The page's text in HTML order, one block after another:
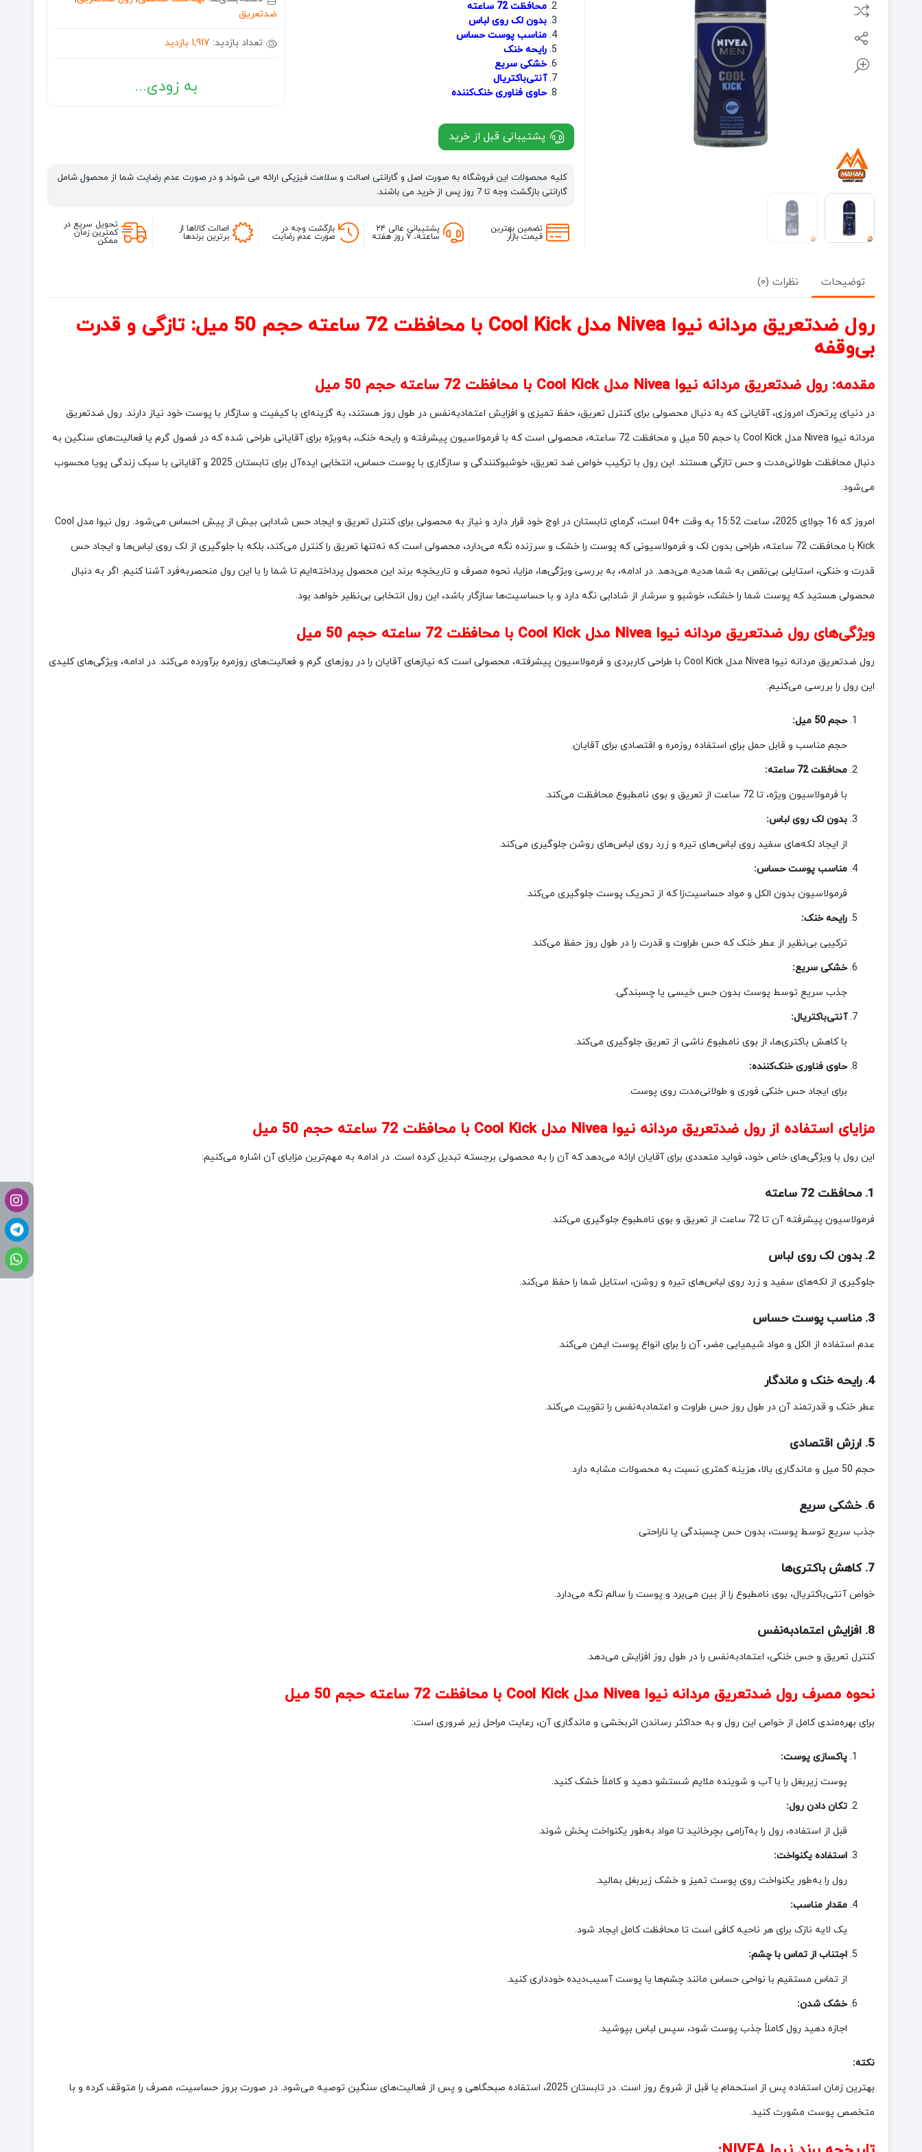
محافظت 72 ساعته
بدون لک روی لباس
مناسب پوست حساس
رایحه خنک
خشکی سریع
آنتی‌باکتریال
حاوی فناوری خنک‌کننده
پشتیبانی قبل از خرید
ضدتعریق
تعداد بازدید: 1,917 بازدید
به زودی...
کلیه محصولات این فروشگاه به صورت اصل و گارانتی اصالت و سلامت فیزیکی ارائه می شوند و در صورت عدم رضایت شما از محصول شامل
گارانتی بازگشت وجه تا 7 روز پس از خرید می باشند.
تضمین بهترین
قیمت بازار
پشتیبانی عالی ۲۴
ساعته، ۷ روز هفته
بازگشت وجه در
صورت عدم رضایت
اصالت کالاها از
برترین برندها
تحویل سریع در
کمترین زمان
ممکن
توضیحات نظرات (0)
رول ضدتعریق مردانه نیوا Nivea مدل Cool Kick با محافظت 72 ساعته حجم 50 میل: تازگی و قدرت
بی‌وقفه
مقدمه: رول ضدتعریق مردانه نیوا Nivea مدل Cool Kick با محافظت 72 ساعته حجم 50 میل
در دنیای پرتحرک امروزی، آقایانی که به دنبال محصولی برای کنترل تعریق، حفظ تمیزی و افزایش اعتمادبه‌نفس در طول روز هستند، به گزینه‌ای با کیفیت و سازگار با پوست خود نیاز دارند. رول ضدتعریق
مردانه نیوا Nivea مدل Cool Kick با حجم 50 میل و محافظت 72 ساعته، محصولی است که با فرمولاسیون پیشرفته و رایحه خنک، به‌ویژه برای آقایانی طراحی شده که در فصول گرم یا فعالیت‌های سنگین به
دنبال محافظت طولانی‌مدت و حس تازگی هستند. این رول با ترکیب خواص ضد تعریق، خوشبوکنندگی و سازگاری با پوست حساس، انتخابی ایده‌آل برای تابستان 2025 و آقایانی با سبک زندگی پویا محسوب
می‌شود.
امروز که 16 جولای 2025، ساعت 15:52 به وقت +04 است، گرمای تابستان در اوج خود قرار دارد و نیاز به محصولی برای کنترل تعریق و ایجاد حس شادابی بیش از پیش احساس می‌شود. رول نیوا مدل Cool
Kick با محافظت 72 ساعته، طراحی بدون لک و فرمولاسیونی که پوست را خشک و سرزنده نگه می‌دارد، محصولی است که نه‌تنها تعریق را کنترل می‌کند، بلکه با جلوگیری از لک روی لباس‌ها و ایجاد حس
قدرت و خنکی، استایلی بی‌نقص به شما هدیه می‌دهد. در ادامه، به بررسی ویژگی‌ها، مزایا، نحوه مصرف و تاریخچه برند این محصول پرداخته‌ایم تا شما را با این رول منحصربه‌فرد آشنا کنیم. اگر به دنبال
محصولی هستید که پوست شما را خشک، خوشبو و سرشار از شادابی نگه دارد و با حساسیت‌ها سازگار باشد، این رول انتخابی بی‌نظیر خواهد بود.
ویژگی‌های رول ضدتعریق مردانه نیوا Nivea مدل Cool Kick با محافظت 72 ساعته حجم 50 میل
رول ضدتعریق مردانه نیوا Nivea مدل Cool Kick با طراحی کاربردی و فرمولاسیون پیشرفته، محصولی است که نیازهای آقایان را در روزهای گرم و فعالیت‌های روزمره برآورده می‌کند. در ادامه، ویژگی‌های کلیدی
این رول را بررسی می‌کنیم:
حجم 50 میل:
حجم مناسب و قابل حمل برای استفاده روزمره و اقتصادی برای آقایان.
محافظت 72 ساعته:
با فرمولاسیون ویژه، تا 72 ساعت از تعریق و بوی نامطبوع محافظت می‌کند.
بدون لک روی لباس:
از ایجاد لکه‌های سفید روی لباس‌های تیره و زرد روی لباس‌های روشن جلوگیری می‌کند.
مناسب پوست حساس:
فرمولاسیون بدون الکل و مواد حساسیت‌زا که از تحریک پوست جلوگیری می‌کند.
رایحه خنک:
ترکیبی بی‌نظیر از عطر خنک که حس طراوت و قدرت را در طول روز حفظ می‌کند.
خشکی سریع:
جذب سریع توسط پوست بدون حس خیسی یا چسبندگی.
آنتی‌باکتریال:
با کاهش باکتری‌ها، از بوی نامطبوع ناشی از تعریق جلوگیری می‌کند.
حاوی فناوری خنک‌کننده:
برای ایجاد حس خنکی فوری و طولانی‌مدت روی پوست.
مزایای استفاده از رول ضدتعریق مردانه نیوا Nivea مدل Cool Kick با محافظت 72 ساعته حجم 50 میل
این رول با ویژگی‌های خاص خود، فواید متعددی برای آقایان ارائه می‌دهد که آن را به محصولی برجسته تبدیل کرده است. در ادامه به مهم‌ترین مزایای آن اشاره می‌کنیم:
1. محافظت 72 ساعته
فرمولاسیون پیشرفته آن تا 72 ساعت از تعریق و بوی نامطبوع جلوگیری می‌کند.
2. بدون لک روی لباس
جلوگیری از لکه‌های سفید و زرد روی لباس‌های تیره و روشن، استایل شما را حفظ می‌کند.
3. مناسب پوست حساس
عدم استفاده از الکل و مواد شیمیایی مضر، آن را برای انواع پوست ایمن می‌کند.
4. رایحه خنک و ماندگار
عطر خنک و قدرتمند آن در طول روز حس طراوت و اعتمادبه‌نفس را تقویت می‌کند.
5. ارزش اقتصادی
حجم 50 میل و ماندگاری بالا، هزینه کمتری نسبت به محصولات مشابه دارد.
6. خشکی سریع
جذب سریع توسط پوست، بدون حس چسبندگی یا ناراحتی.
7. کاهش باکتری‌ها
خواص آنتی‌باکتریال، بوی نامطبوع را از بین می‌برد و پوست را سالم نگه می‌دارد.
8. افزایش اعتمادبه‌نفس
کنترل تعریق و حس خنکی، اعتمادبه‌نفس را در طول روز افزایش می‌دهد.
نحوه مصرف رول ضدتعریق مردانه نیوا Nivea مدل Cool Kick با محافظت 72 ساعته حجم 50 میل
برای بهره‌مندی کامل از خواص این رول و به حداکثر رساندن اثربخشی و ماندگاری آن، رعایت مراحل زیر ضروری است:
پاکسازی پوست:
پوست زیربغل را با آب و شوینده ملایم شستشو دهید و کاملاً خشک کنید.
تکان دادن رول:
قبل از استفاده، رول را به‌آرامی بچرخانید تا مواد به‌طور یکنواخت پخش شوند.
استفاده یکنواخت:
رول را به‌طور یکنواخت روی پوست تمیز و خشک زیربغل بمالید.
مقدار مناسب:
یک لایه نازک برای هر ناحیه کافی است تا محافظت کامل ایجاد شود.
اجتناب از تماس با چشم:
از تماس مستقیم با نواحی حساس مانند چشم‌ها یا پوست آسیب‌دیده خودداری کنید.
خشک شدن:
اجازه دهید رول کاملاً جذب پوست شود، سپس لباس بپوشید.
نکته:
بهترین زمان استفاده پس از استحمام یا قبل از شروع روز است. در تابستان 2025، استفاده صبحگاهی و پس از فعالیت‌های سنگین توصیه می‌شود. در صورت بروز حساسیت، مصرف را متوقف کرده و با
متخصص پوست مشورت کنید.